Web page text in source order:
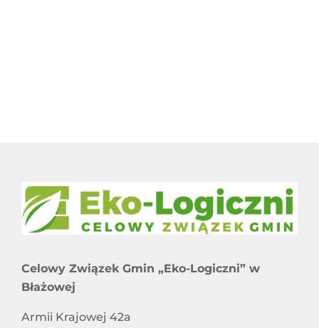
Celowy Związek Gmin „Eko-Logiczni” w
Błażowej
Armii Krajowej 42a